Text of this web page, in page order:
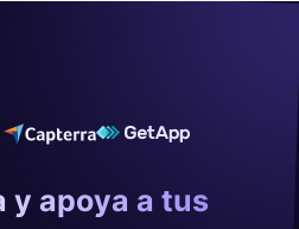
y apoya a tus